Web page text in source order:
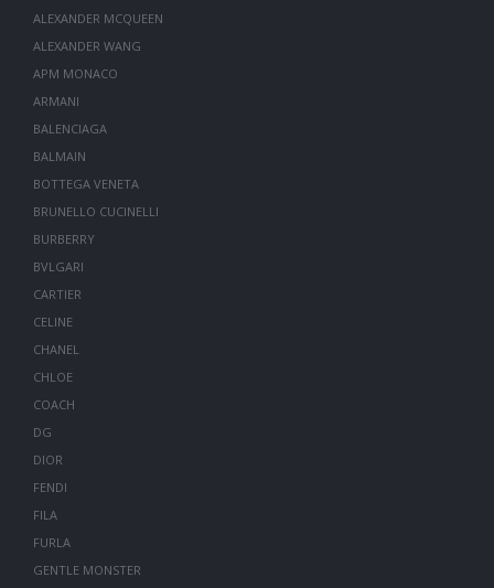
ALEXANDER MCQUEEN
ALEXANDER WANG
APM MONACO
ARMANI
BALENCIAGA
BALMAIN
BOTTEGA VENETA
BRUNELLO CUCINELLI
BURBERRY
BVLGARI
CARTIER
CELINE
CHANEL
CHLOE
COACH
DG
DIOR
FENDI
FILA
FURLA
GENTLE MONSTER